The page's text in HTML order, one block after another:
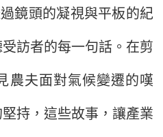
過鏡頭的凝視與平板的紀
訪者的每一句話。在剪
農夫面對氣候變遷的嘆
持，這些故事，讓產業